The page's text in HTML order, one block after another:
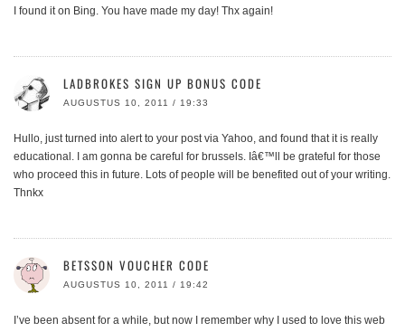
I found it on Bing. You have made my day! Thx again!
LADBROKES SIGN UP BONUS CODE
AUGUSTUS 10, 2011 / 19:33
Hullo, just turned into alert to your post via Yahoo, and found that it is really
educational. I am gonna be careful for brussels. Iâ€™ll be grateful for those
who proceed this in future. Lots of people will be benefited out of your writing.
Thnkx
BETSSON VOUCHER CODE
AUGUSTUS 10, 2011 / 19:42
I’ve been absent for a while, but now I remember why I used to love this web